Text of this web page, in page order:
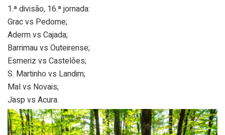
1.ª divisão, 16.ª jornada:
Grac vs Pedome;
Aderm vs Cajada;
Barrimau vs Outeirense;
Esmeriz vs Castelões;
S. Martinho vs Landim;
Mal vs Novais;
Jasp vs Acura.